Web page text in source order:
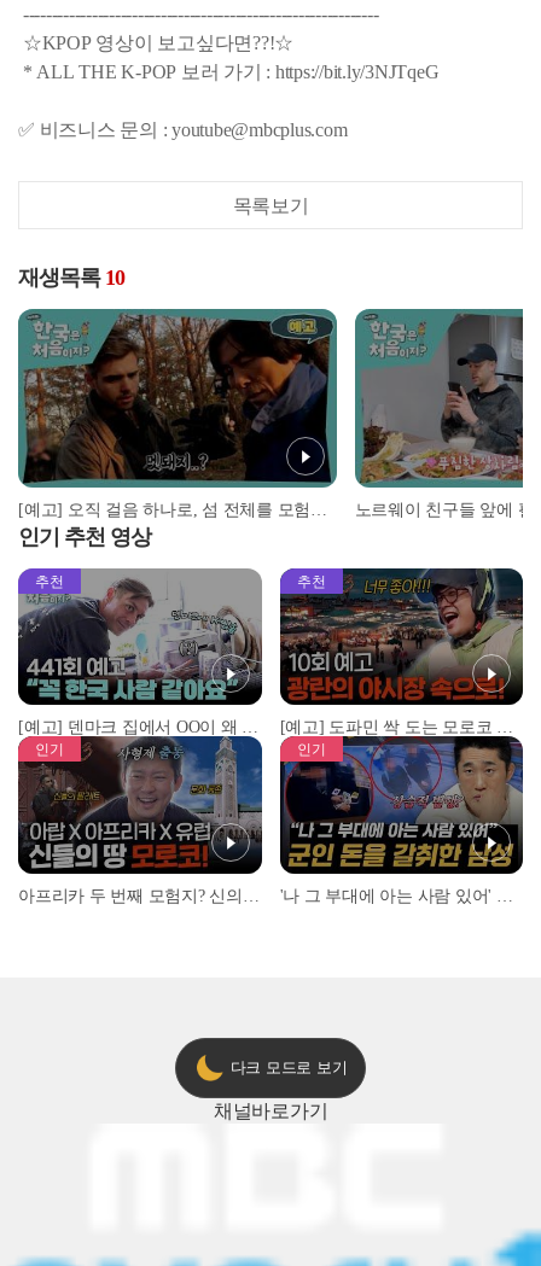
--------------------------------------------------------------
☆KPOP 영상이 보고싶다면??!☆
* ALL THE K-POP 보러 가기 : https://bit.ly/3NJTqeG
✅ 비즈니스 문의 : youtube@mbcplus.com
목록보기
재생목록 10
[예고] 오직 걸음 하나로, 섬 전체를 모험하다! 근데 이제 지친 제작진을 곁들인... l #어서와한국은처음이지 l #MBCevery1 l EP.382
인기 추천 영상
추천
[예고] 덴마크 집에서 OO이 왜 나와...? 이상할 정도로 한국을 사랑하는 우리 형을 제보합니다!
추천
[예고] 도파민 싹 도는 모로코 야시장 투어!
인기 인기
다크 모드로 보기
채널바로가기